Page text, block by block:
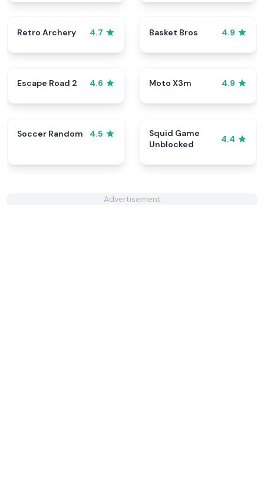
Retro Archery 4.7 Basket Bros 4.9
Escape Road 2 4.6 Moto X3m 4.9
Soccer Random 4.5
Squid Game
Unblocked
4.4
Advertisement